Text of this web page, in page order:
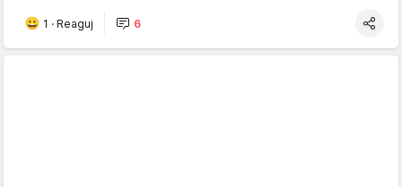
1 · Reaguj 6